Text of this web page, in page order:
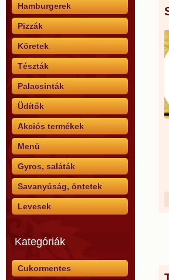
Hamburgerek
Pizzák
Köretek
Tészták
Palacsinták
Üdítők
Akciós termékek
Menü
Gyros, saláták
Savanyúság, öntetek
Levesek
Kategóriák
Cukormentes